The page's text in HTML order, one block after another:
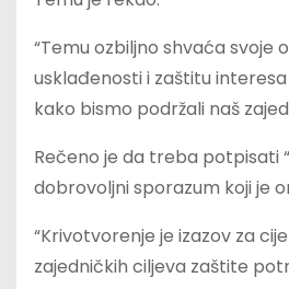
“Temu ozbiljno shvaća svoje
usklađenosti i zaštitu
kako bismo podržali naš
Rečeno je da treba potpisati
dobrovoljni sporazum koji je
“Krivotvorenje je izazov za
zajedničkih ciljeva zaštite